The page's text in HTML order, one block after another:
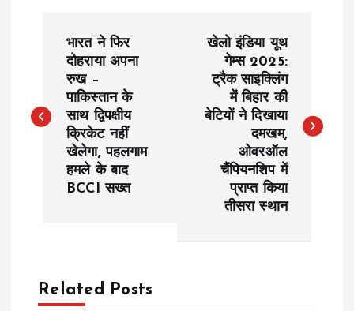
s
भारत ने फिर
दोहराया अपना
रुख –
पाकिस्तान के
साथ द्विपक्षीय
क्रिकेट नहीं
खेलेगा, पहलगाम
हमले के बाद
BCCI सख्त
खेलो इंडिया यूथ
गेम्स 2025:
ट्रैक साइक्लिंग
में बिहार की
बेटियों ने दिखाया
दमखम,
ओवरऑल
चैंपियनशिप में
प्राप्त किया
तीसरा स्थान
Related Posts